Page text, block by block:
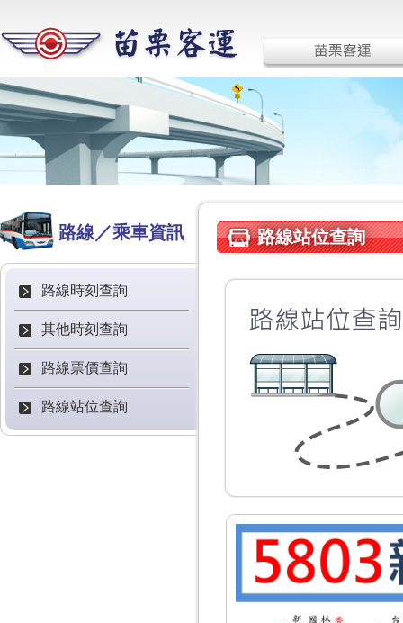
路線／乘車資訊
路線時刻查詢
其他時刻查詢
路線票價查詢
路線站位查詢
路線站位查詢